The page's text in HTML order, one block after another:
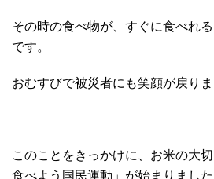
その時の食べ物が、すぐに食べれ
です。
おむすびで被災者にも笑顔が戻りま
このことをきっかけに、お米の大
食べよう国民運動」が始まりました